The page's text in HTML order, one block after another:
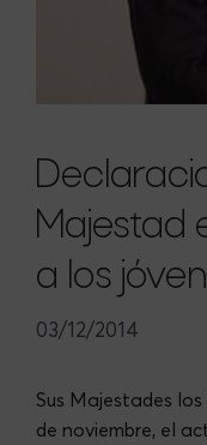
Majestad
a los
03/12/2014
Sus Majestades
de noviembre, el